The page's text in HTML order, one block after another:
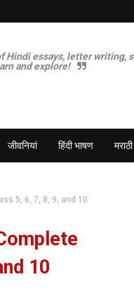
Hindi essays, letter writing,
and explore!
जीवनियां हिंदी भाषण
5, 6, 7, 8, 9, and 10
10